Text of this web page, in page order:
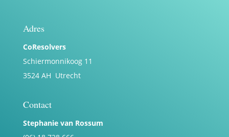
Adres
CoResolvers
Schiermonnikoog 11
3524 AH Utrecht
Contact
Stephanie van Rossum